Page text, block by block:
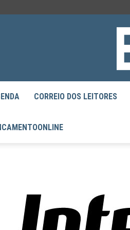
CORREIO DOS LEITORES